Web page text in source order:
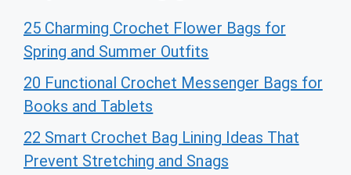
25 Charming Crochet Flower Bags for
Spring and Summer Outfits
20 Functional Crochet Messenger Bags for
Books and Tablets
22 Smart Crochet Bag Lining Ideas That
Prevent Stretching and Snags